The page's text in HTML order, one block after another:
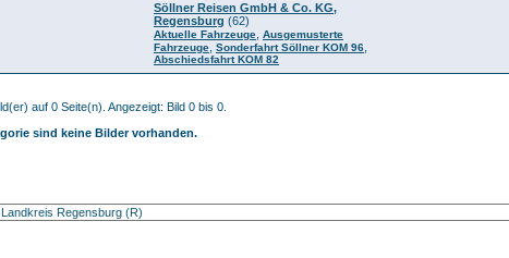
Söllner Reisen GmbH & Co. KG,
Regensburg (62)
Aktuelle Fahrzeuge Ausgemusterte
Fahrzeuge Sonderfahrt Söllner KOM 96
Abschiedsfahrt KOM 82
auf 0 Seite(n). Angezeigt: Bild 0 bis 0.
sind keine Bilder vorhanden.